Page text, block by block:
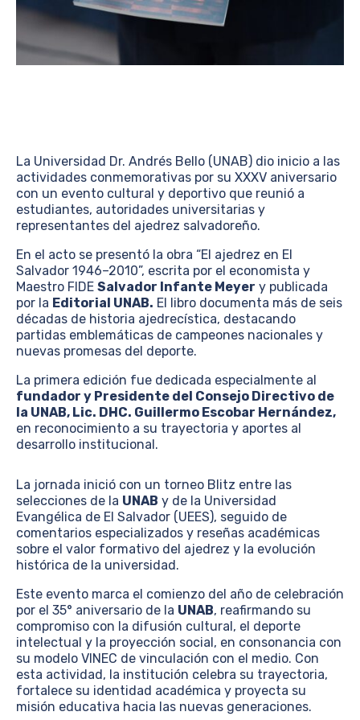
La Universidad Dr. Andrés Bello (UNAB) dio inicio a las
actividades conmemorativas por su XXXV aniversario
con un evento cultural y deportivo que reunió a
estudiantes, autoridades universitarias y
representantes del ajedrez salvadoreño.
En el acto se presentó la obra “El ajedrez en El
Salvador 1946–2010”, escrita por el economista y
Maestro FIDE Salvador Infante Meyer y publicada
por la Editorial UNAB. El libro documenta más de seis
décadas de historia ajedrecística, destacando
partidas emblemáticas de campeones nacionales y
nuevas promesas del deporte.
La primera edición fue dedicada especialmente al
fundador y Presidente del Consejo Directivo de
la UNAB, Lic. DHC. Guillermo Escobar Hernández,
en reconocimiento a su trayectoria y aportes al
desarrollo institucional.
La jornada inició con un torneo Blitz entre las
selecciones de la UNAB y de la Universidad
Evangélica de El Salvador (UEES), seguido de
comentarios especializados y reseñas académicas
sobre el valor formativo del ajedrez y la evolución
histórica de la universidad.
Este evento marca el comienzo del año de celebración
por el 35° aniversario de la UNAB, reafirmando su
compromiso con la difusión cultural, el deporte
intelectual y la proyección social, en consonancia con
su modelo VINEC de vinculación con el medio. Con
esta actividad, la institución celebra su trayectoria,
fortalece su identidad académica y proyecta su
misión educativa hacia las nuevas generaciones.